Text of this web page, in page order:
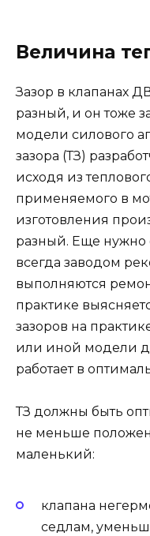
Величина
Зазор в клапанах
разный, и он тоже
модели силового
зазора (ТЗ)
исходя из
применяемого в
изготовления
разный. Еще нужно
всегда заводом
выполняются
практике
зазоров на
или иной модели
работает в
ТЗ должны быть
не меньше
маленький:
клапана
седлам,